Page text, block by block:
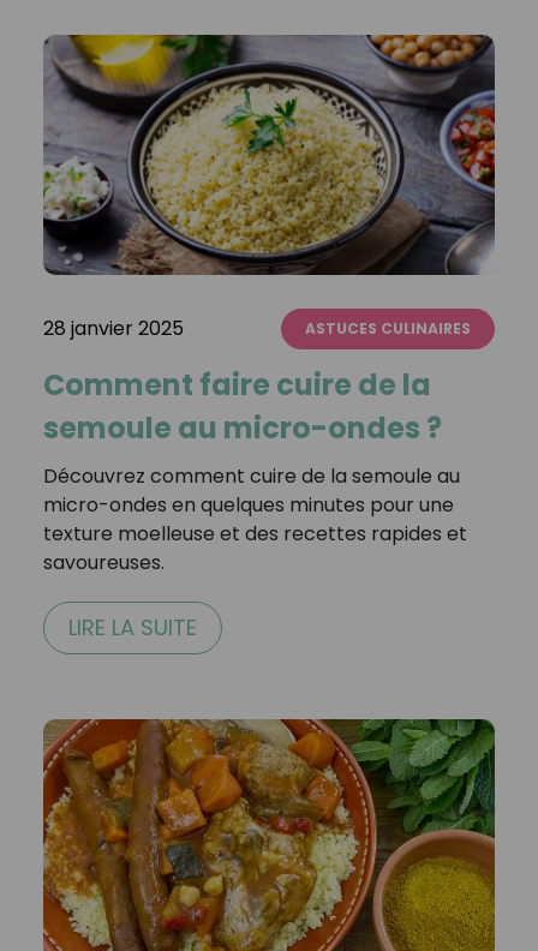
28 janvier 2025 ASTUCES CULINAIRES
Comment faire cuire de la
semoule au micro-ondes ?
Découvrez comment cuire de la semoule au
micro-ondes en quelques minutes pour une
texture moelleuse et des recettes rapides et
savoureuses.
LIRE LA SUITE